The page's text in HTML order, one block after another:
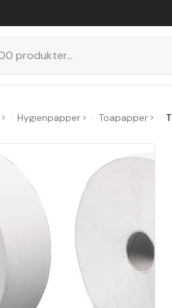
Hygienpapper Toapapper